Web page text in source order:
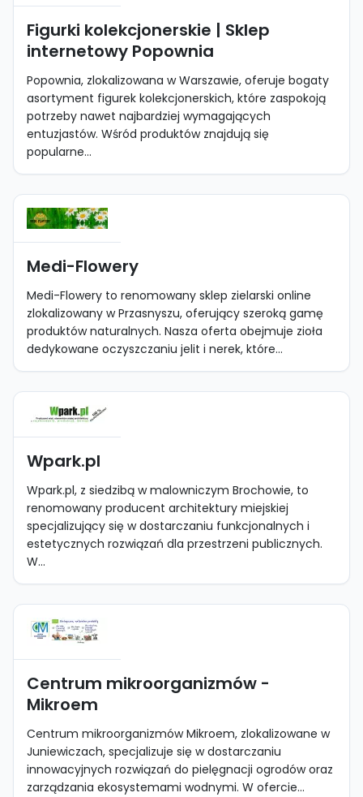
Figurki kolekcjonerskie | Sklep
internetowy Popownia
Popownia, zlokalizowana w Warszawie, oferuje bogaty
asortyment figurek kolekcjonerskich, które zaspokoją
potrzeby nawet najbardziej wymagających
entuzjastów. Wśród produktów znajdują się
popularne...
Medi-Flowery
Medi-Flowery to renomowany sklep zielarski online
zlokalizowany w Przasnyszu, oferujący szeroką gamę
produktów naturalnych. Nasza oferta obejmuje zioła
dedykowane oczyszczaniu jelit i nerek, które...
Wpark.pl
Wpark.pl, z siedzibą w malowniczym Brochowie, to
renomowany producent architektury miejskiej
specjalizujący się w dostarczaniu funkcjonalnych i
estetycznych rozwiązań dla przestrzeni publicznych.
W...
Centrum mikroorganizmów -
Mikroem
Centrum mikroorganizmów Mikroem, zlokalizowane w
Juniewiczach, specjalizuje się w dostarczaniu
innowacyjnych rozwiązań do pielęgnacji ogrodów oraz
zarządzania ekosystemami wodnymi. W ofercie...